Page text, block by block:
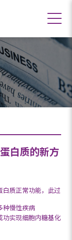
白质的新方
白质正常功能，此过
种慢性疾病
功实现细胞内糖基化